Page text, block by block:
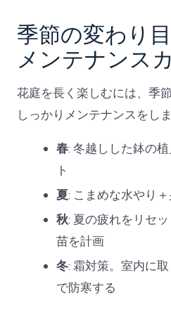
季節の変わり
メンテナンス
花庭を長く楽しむには、季
しっかりメンテナンスをしま
春: 冬越しした鉢の
ト
夏: こまめな水やり
秋: 夏の疲れをリセ
苗を計画
冬: 霜対策。室内に
で防寒する